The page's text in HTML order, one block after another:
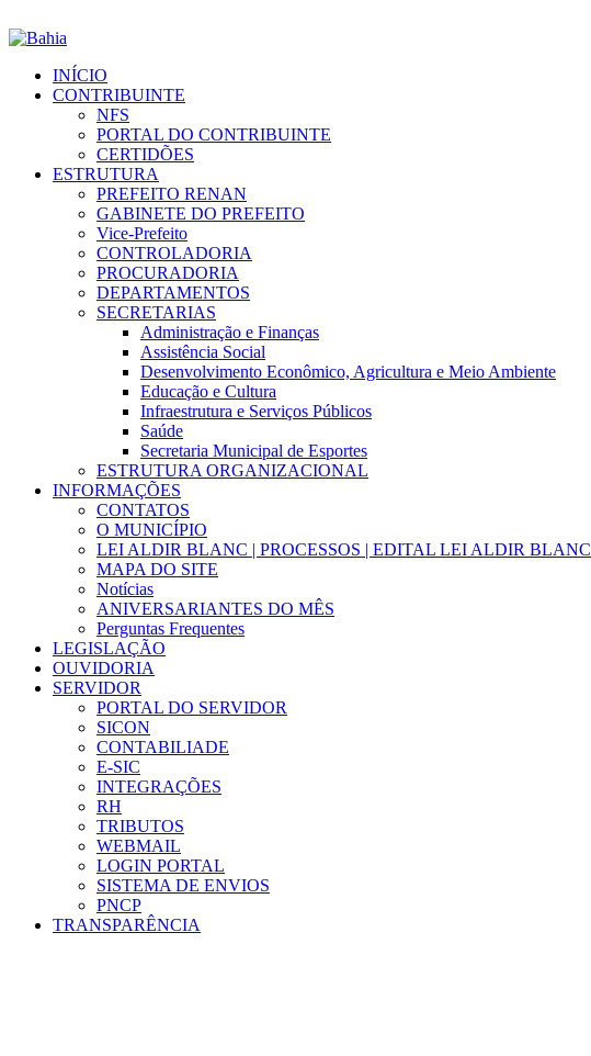
INÍCIO
CONTRIBUINTE
NFS
PORTAL DO CONTRIBUINTE
CERTIDÕES
ESTRUTURA
PREFEITO RENAN
GABINETE DO PREFEITO
Vice-Prefeito
CONTROLADORIA
PROCURADORIA
DEPARTAMENTOS
SECRETARIAS
Administração e Finanças
Assistência Social
Desenvolvimento Econômico, Agricultura e Meio Ambiente
Educação e Cultura
Infraestrutura e Serviços Públicos
Saúde
Secretaria Municipal de Esportes
ESTRUTURA ORGANIZACIONAL
INFORMAÇÕES
CONTATOS
O MUNICÍPIO
LEI ALDIR BLANC | PROCESSOS | EDITAL LEI ALDIR BLANC
MAPA DO SITE
Notícias
ANIVERSARIANTES DO MÊS
Perguntas Frequentes
LEGISLAÇÃO
OUVIDORIA
SERVIDOR
PORTAL DO SERVIDOR
SICON
CONTABILIADE
E-SIC
INTEGRAÇÕES
RH
TRIBUTOS
WEBMAIL
LOGIN PORTAL
SISTEMA DE ENVIOS
PNCP
TRANSPARÊNCIA